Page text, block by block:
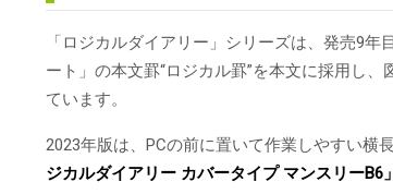
「ロジカルダイアリー」シリーズは、発売9
ート」の本文罫“ロジカル罫”を本文に採用し
ています。
2023年版は、PCの前に置いて作業しやすい横
ジカルダイアリー カバータイプ マンスリーB6」